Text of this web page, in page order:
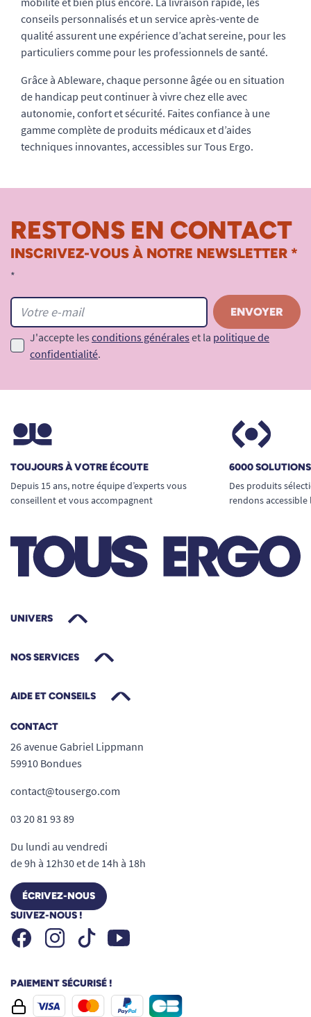
conseils personnalisés et un service après-vente de
qualité assurent une expérience d’achat sereine, pour les
particuliers comme pour les professionnels de santé.
Grâce à Ableware, chaque personne âgée ou en situation
de handicap peut continuer à vivre chez elle avec
autonomie, confort et sécurité. Faites confiance à une
gamme complète de produits médicaux et d’aides
techniques innovantes, accessibles sur Tous Ergo.
RESTONS EN CONTACT
INSCRIVEZ-VOUS À NOTRE NEWSLETTER *
*
J'accepte les conditions générales et la politique de
confidentialité.
TOUJOURS À VOTRE ÉCOUTE
Depuis 15 ans, notre équipe d’experts vous
conseillent et vous accompagnent
6000
Des produits
rendons
UNIVERS
NOS SERVICES
AIDE ET CONSEILS
CONTACT
26 avenue Gabriel Lippmann
59910 Bondues
contact@tousergo.com
03 20 81 93 89
Du lundi au vendredi
de 9h à 12h30 et de 14h à 18h
ÉCRIVEZ-NOUS
SUIVEZ-NOUS !
FacebookInstagramTiktok Youtube
PAIEMENT SÉCURISÉ !